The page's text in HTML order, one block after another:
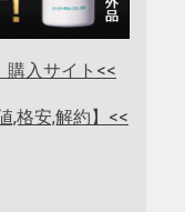
購入サイト<<
,格安,解約】<<